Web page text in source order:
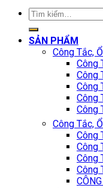
Tìm
kiếm:
SẢN PHẨM
Công Tắc,
Công
Công
Công
Công
Công
Công Tắc,
Công
Công
Công
Công